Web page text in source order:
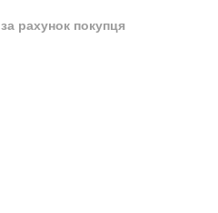
за рахунок покупця